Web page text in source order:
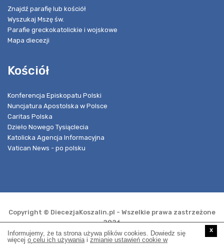
Znajdź parafię lub kościół
Wyszukaj Mszę św.
Parafie greckokatolickie i wojskowe
Mapa diecezji
Kościół
Konferencja Episkopatu Polski
Nuncjatura Apostolska w Polsce
Caritas Polska
Dzieło Nowego Tysiąclecia
Katolicka Agencja Informacyjna
Vatican News - po polsku
Copyright © DiecezjaKoszalin.pl - Wszelkie prawa zastrzeżone
2026
Informujemy, że ta strona używa plików cookies. Dowiedz się
więcej o celu ich używaniai zmianie ustawień cookie w
x